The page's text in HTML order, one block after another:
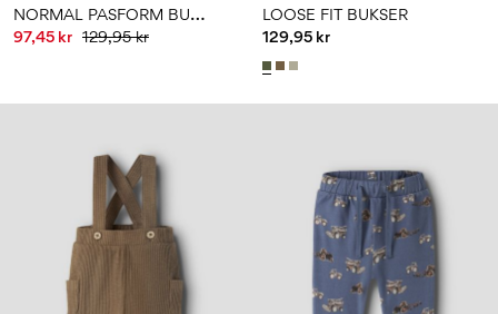
N
ORMAL PASFORM BUKSER
97,45 kr 129,95 kr
LOOSE FIT BUKSER
129,95 kr